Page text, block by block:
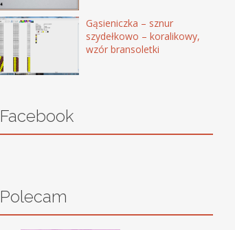
Gąsieniczka – sznur
szydełkowo – koralikowy,
wzór bransoletki
Facebook
Polecam